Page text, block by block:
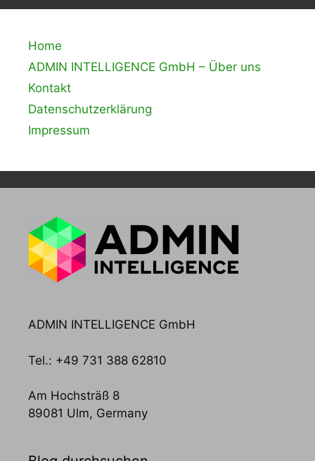
Home
ADMIN INTELLIGENCE GmbH – Über uns
Kontakt
Datenschutzerklärung
Impressum
ADMIN INTELLIGENCE GmbH
Tel.: +49 731 388 62810
Am Hochsträß 8
89081 Ulm, Germany